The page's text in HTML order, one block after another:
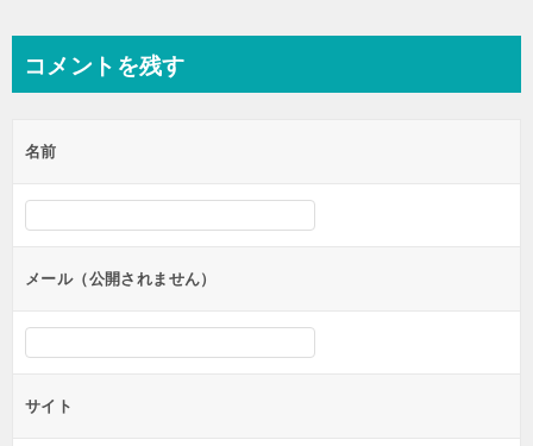
ビ
ー
シ
ョ
ン
コメントを残す
名前
メール（公開されません）
サイト